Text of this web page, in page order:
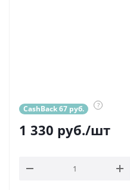
CashBack 67 руб. ?
1 330 руб./шт